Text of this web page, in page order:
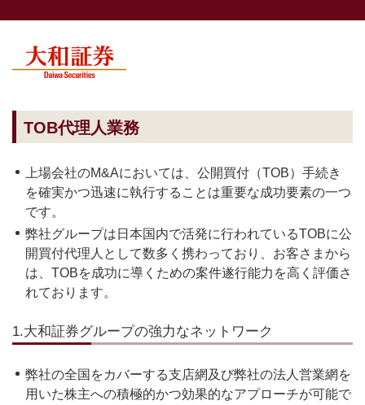
TOB代理人業務
上場会社のM&Aにおいては、公開買付（TOB）手続き
を確実かつ迅速に執行することは重要な成功要素の一つ
です。
弊社グループは日本国内で活発に行われているTOBに公
開買付代理人として数多く携わっており、お客さまから
は、TOBを成功に導くための案件遂行能力を高く評価さ
れております。
1.大和証券グループの強力なネットワーク
弊社の全国をカバーする支店網及び弊社の法人営業網を
用いた株主への積極的かつ効果的なアプローチが可能で